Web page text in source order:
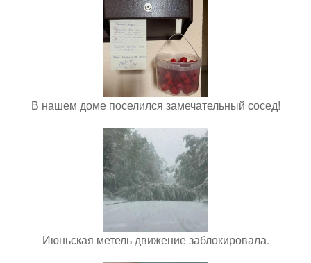
В нашем доме поселился замечательный сосед!
Июньская метель движение заблокировала.